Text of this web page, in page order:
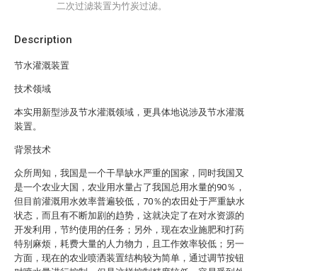
Description
节水灌溉装置
技术领域
本实用新型涉及节水灌溉领域，更具体地说涉及节水灌溉
装置。
背景技术
众所周知，我国是一个干旱缺水严重的国家，同时我国又
是一个农业大国，农业用水量占了我国总用水量的90％，
但目前灌溉用水效率普遍较低，70％的农田处于严重缺水
状态，而且有不断加剧的趋势，这就决定了在对水资源的
开发利用，节约使用的任务；另外，现在农业施肥和打药
特别麻烦，耗费大量的人力物力，且工作效率较低；另一
方面，现在的农业喷洒装置结构较为简单，通过调节按钮
二次过滤装置为竹炭过滤。